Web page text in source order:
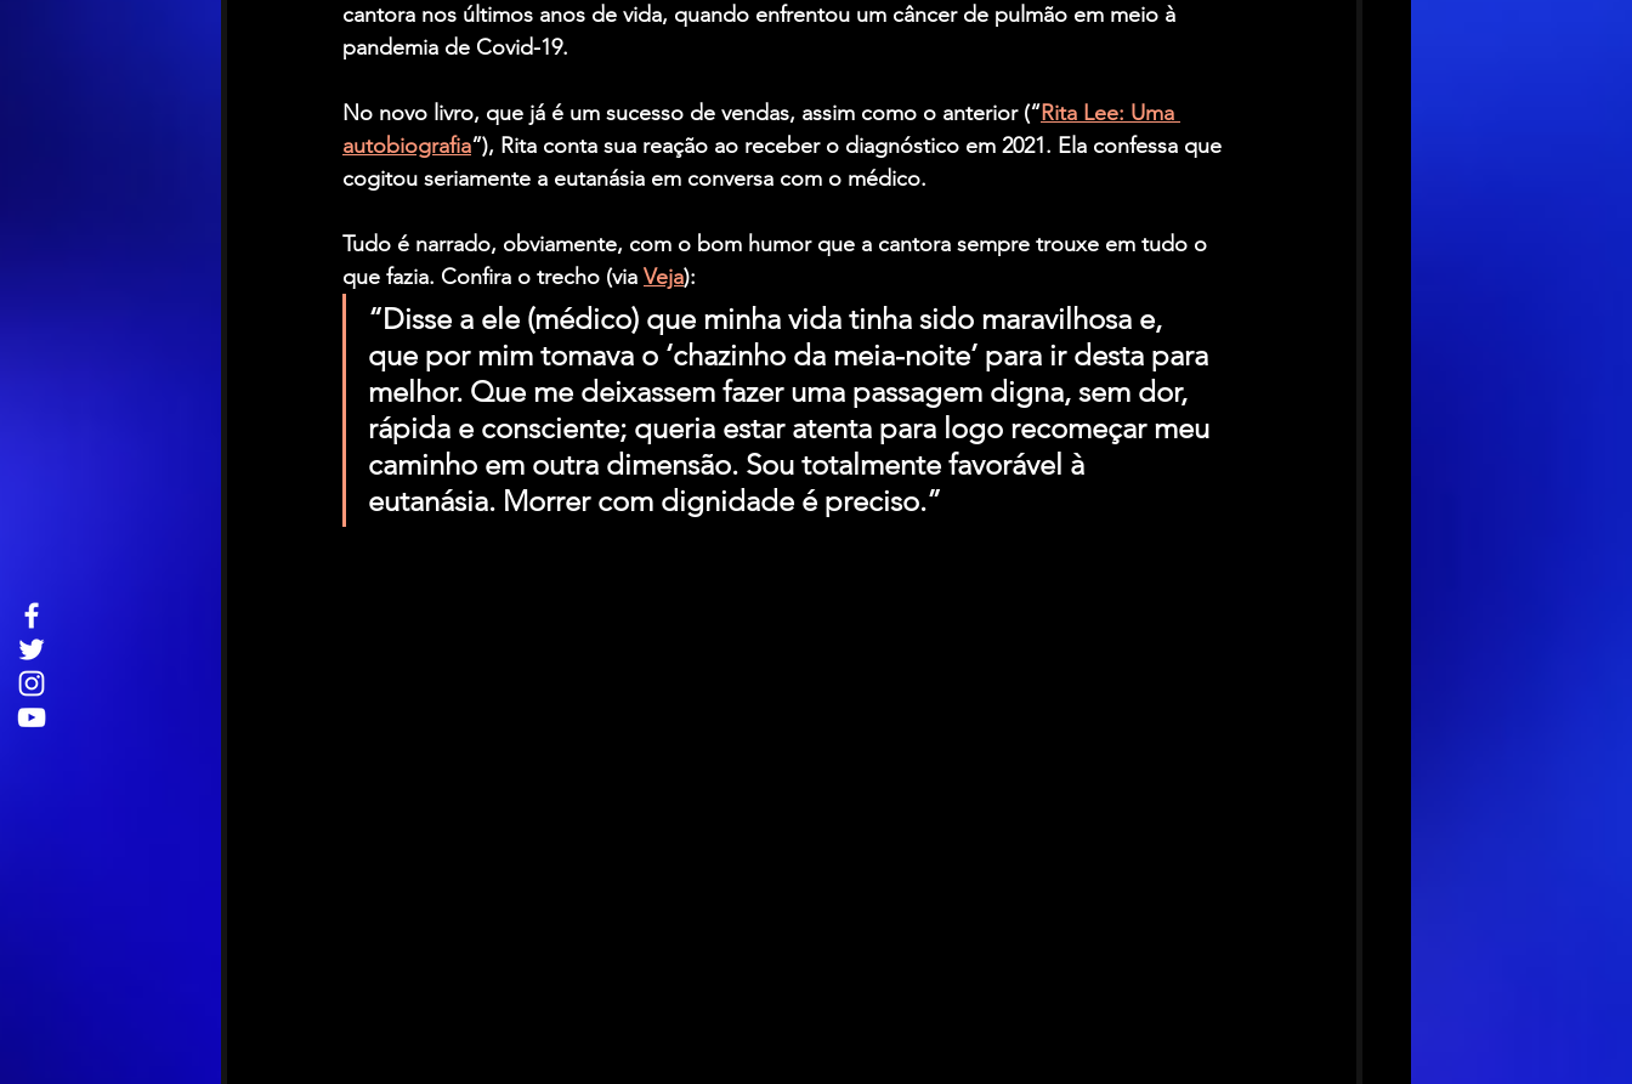
cantora nos últimos anos de vida, quando enfrentou um câncer de pulmão em meio à
pandemia de Covid-19.
No novo livro, que já é um sucesso de vendas, assim como o anterior (“Rita Lee: Uma
autobiografia”), Rita conta sua reação ao receber o diagnóstico em 2021. Ela confessa que
cogitou seriamente a eutanásia em conversa com o médico.
Tudo é narrado, obviamente, com o bom humor que a cantora sempre trouxe em tudo o
que fazia. Confira o trecho (via Veja):
“Disse a ele (médico) que minha vida tinha sido maravilhosa e,
que por mim tomava o ‘chazinho da meia-noite’ para ir desta para
melhor. Que me deixassem fazer uma passagem digna, sem dor,
rápida e consciente; queria estar atenta para logo recomeçar meu
caminho em outra dimensão. Sou totalmente favorável à
eutanásia. Morrer com dignidade é preciso.”